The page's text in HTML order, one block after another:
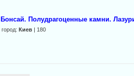
Бонсай. Полудрагоценные камни.
город: Киев| 180